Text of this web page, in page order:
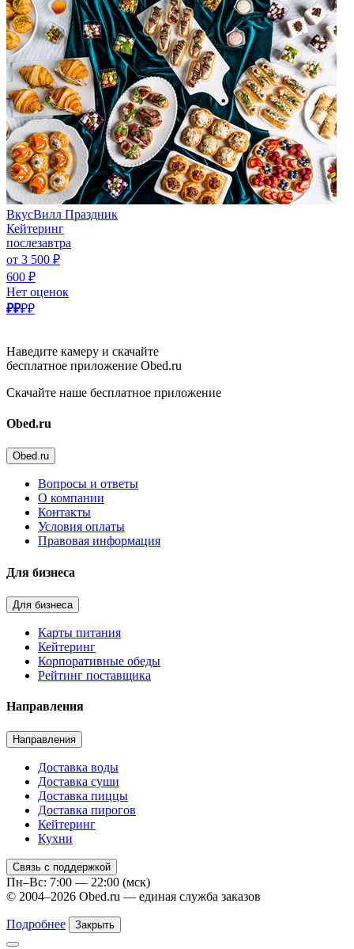
ВкусВилл Праздник
Кейтеринг
послезавтра
от 3 500 ₽
600 ₽
Нет оценок
₽₽₽₽
Наведите камеру и скачайте
бесплатное приложение Obed.ru
Скачайте наше бесплатное приложение
Obed.ru
Obed.ru
Вопросы и ответы
О компании
Контакты
Условия оплаты
Правовая информация
Для бизнеса
Для бизнеса
Карты питания
Кейтеринг
Корпоративные обеды
Рейтинг поставщика
Направления
Направления
Доставка воды
Доставка суши
Доставка пиццы
Доставка пирогов
Кейтеринг
Кухни
Связь с поддержкой
Пн–Вс: 7:00 — 22:00 (мск)
© 2004–2026 Obed.ru — единая служба заказов
Подробнее Закрыть